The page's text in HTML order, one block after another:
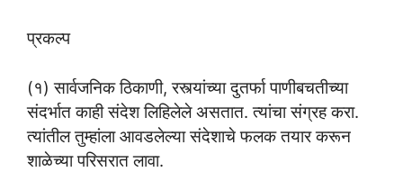
प्रकल्प
(१) सार्वजनिक ठिकाणी, रस्त्यांच्या दुतर्फा पाणीबचतीच्या
संदर्भात काही संदेश लिहिलेले असतात. त्यांचा संग्रह करा.
त्यांतील तुम्हांला आवडलेल्या संदेशाचे फलक तयार करून
शाळेच्या परिसरात लावा.